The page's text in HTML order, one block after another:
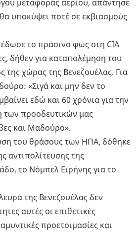
μεταφοράς αερίου, απάντησε
υποκύψει ποτέ σε εκβιασμούς
το πράσινο φως στη CIA
δήθεν για καταπολέμηση του
της χώρας της Βενεζουέλας. Για
«Σιγά και μην δεν το
εδώ και 60 χρόνια για την
των προοδευτικών μας
και Μαδούρο».
του θράσους των ΗΠΑ, δόθηκε
αντιπολίτευσης της
το Νόμπελ Ειρήνης για το
της Βενεζουέλας δεν
αυτές οι επιθετικές
προετοιμασίες και